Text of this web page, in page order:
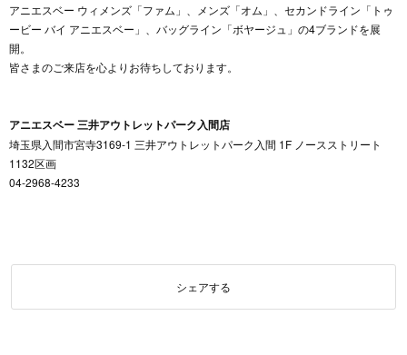
アニエスベー ウィメンズ「ファム」、メンズ「オム」、セカンドライン「トゥ
ービー バイ アニエスベー」、バッグライン「ボヤージュ」の4ブランドを展
開。
皆さまのご来店を心よりお待ちしております。
アニエスベー 三井アウトレットパーク入間店
埼玉県入間市宮寺3169-1 三井アウトレットパーク入間 1F ノースストリート
1132区画
04-2968-4233
シェアする